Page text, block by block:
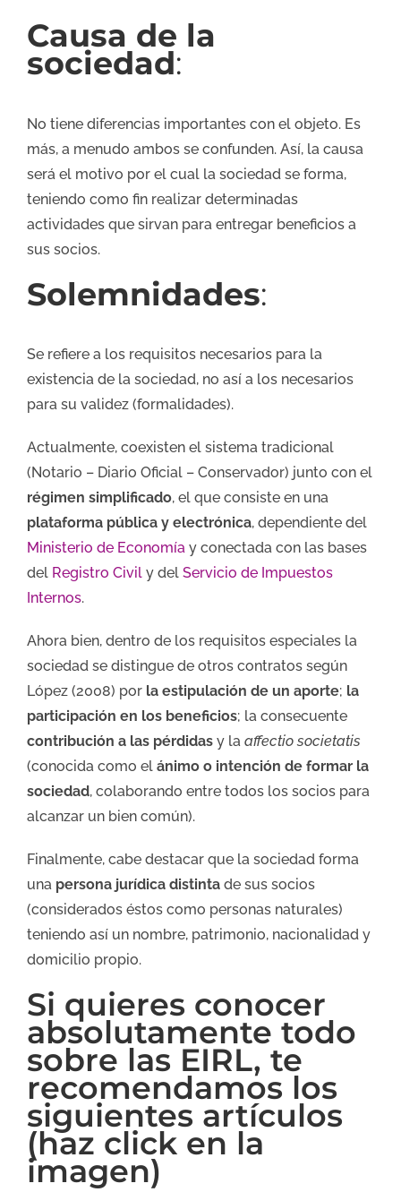
Causa de la
sociedad:
No tiene diferencias importantes con el objeto. Es
más, a menudo ambos se confunden. Así, la causa
será el motivo por el cual la sociedad se forma,
teniendo como fin realizar determinadas
actividades que sirvan para entregar beneficios a
sus socios.
Solemnidades:
Se refiere a los requisitos necesarios para la
existencia de la sociedad, no así a los necesarios
para su validez (formalidades).
Actualmente, coexisten el sistema tradicional
(Notario – Diario Oficial – Conservador) junto con el
régimen simplificado, el que consiste en una
plataforma pública y electrónica, dependiente del
Ministerio de Economía y conectada con las bases
del Registro Civil y del Servicio de Impuestos
Internos.
Ahora bien, dentro de los requisitos especiales la
sociedad se distingue de otros contratos según
López (2008) por la estipulación de un aporte; la
participación en los beneficios; la consecuente
contribución a las pérdidas y la affectio societatis
(conocida como el ánimo o intención de formar la
sociedad, colaborando entre todos los socios para
alcanzar un bien común).
Finalmente, cabe destacar que la sociedad forma
una persona jurídica distinta de sus socios
(considerados éstos como personas naturales)
teniendo así un nombre, patrimonio, nacionalidad y
domicilio propio.
Si quieres conocer
absolutamente todo
sobre las EIRL, te
recomendamos los
siguientes artículos
(haz click en la
imagen)